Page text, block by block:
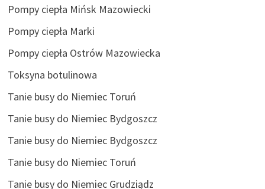
Pompy ciepła Mińsk Mazowiecki
Pompy ciepła Marki
Pompy ciepła Ostrów Mazowiecka
Toksyna botulinowa
Tanie busy do Niemiec Toruń
Tanie busy do Niemiec Bydgoszcz
Tanie busy do Niemiec Bydgoszcz
Tanie busy do Niemiec Toruń
Tanie busy do Niemiec Grudziądz